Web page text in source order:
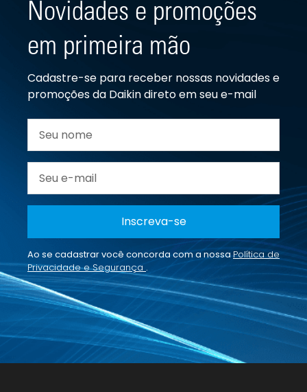
Novidades e promoções
em primeira mão
Cadastre-se para receber nossas novidades e
promoções da Daikin direto em seu e-mail
Inscreva-se
Ao se cadastrar você concorda com a nossaPolítica de
Privacidade e Segurança .